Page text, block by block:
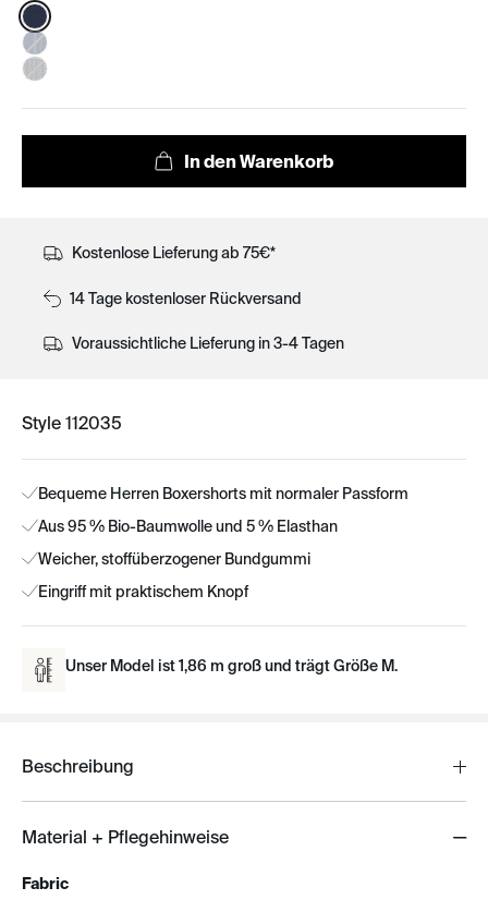
Color:
Kostenlose Lieferung ab 75€*
14 Tage kostenloser Rückversand
Voraussichtliche Lieferung in 3-4 Tagen
Style 112035
Bequeme Herren Boxershorts mit normaler Passform
Aus 95 % Bio-Baumwolle und 5 % Elasthan
Weicher, stoffüberzogener Bundgummi
Eingriff mit praktischem Knopf
Unser Model ist 1,86 m groß und trägt Größe M.
Beschreibung
Material + Pflegehinweise
Fabric